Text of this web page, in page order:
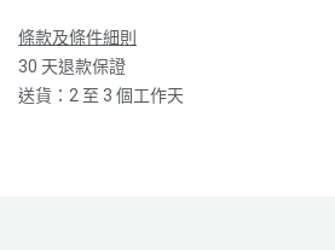
條款及條件細則
30 天退款保證
送貨：2 至 3 個工作天